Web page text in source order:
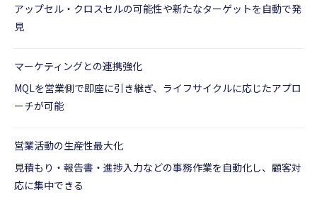
アップセル・クロスセルの可能性や新たなターゲットを自動で発
見
マーケティングとの連携強化
MQLを営業側で即座に引き継ぎ、ライフサイクルに応じたアプロ
ーチが可能
営業活動の生産性最大化
見積もり・報告書・進捗入力などの事務作業を自動化し、顧客対
応に集中できる